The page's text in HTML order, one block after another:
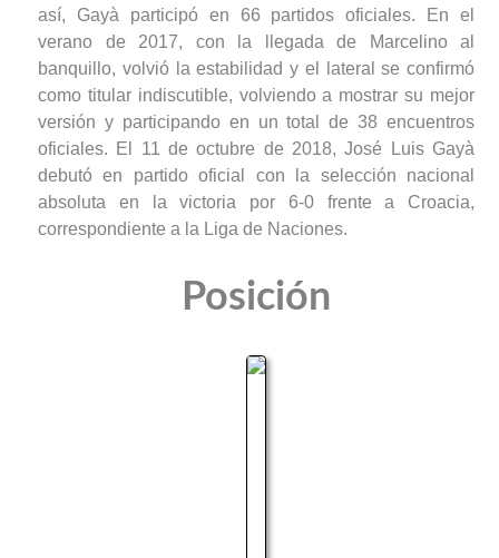
así, Gayà participó en 66 partidos oficiales. En el
verano de 2017, con la llegada de Marcelino al
banquillo, volvió la estabilidad y el lateral se confirmó
como titular indiscutible, volviendo a mostrar su mejor
versión y participando en un total de 38 encuentros
oficiales. El 11 de octubre de 2018, José Luis Gayà
debutó en partido oficial con la selección nacional
absoluta en la victoria por 6-0 frente a Croacia,
correspondiente a la Liga de Naciones.
Posición